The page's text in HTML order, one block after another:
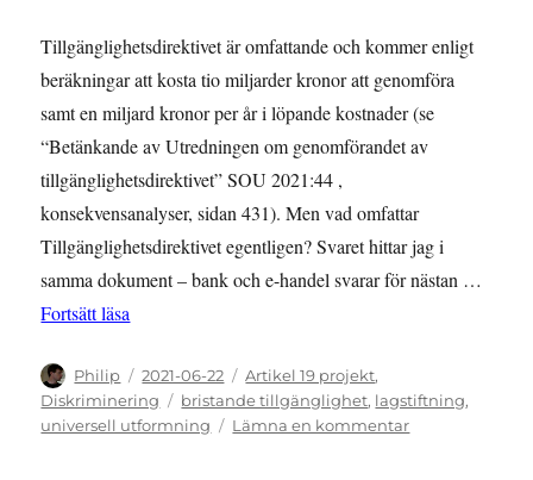
Tillgänglighetsdirektivet är omfattande och kommer enligt
beräkningar att kosta tio miljarder kronor att genomföra
samt en miljard kronor per år i löpande kostnader (se
“Betänkande av Utredningen om genomförandet av
tillgänglighetsdirektivet” SOU 2021:44 ,
konsekvensanalyser, sidan 431). Men vad omfattar
Tillgänglighetsdirektivet egentligen? Svaret hittar jag i
samma dokument – bank och e-handel svarar för nästan …
Fortsätt läsa
Författare
Philip
Publicerat
den
2021-06-22 Kategorier
Artikel 19 projekt,
Diskriminering
Etiketter
bristande tillgänglighet, lagstiftning,
universell utformning
Lämna en kommentartill